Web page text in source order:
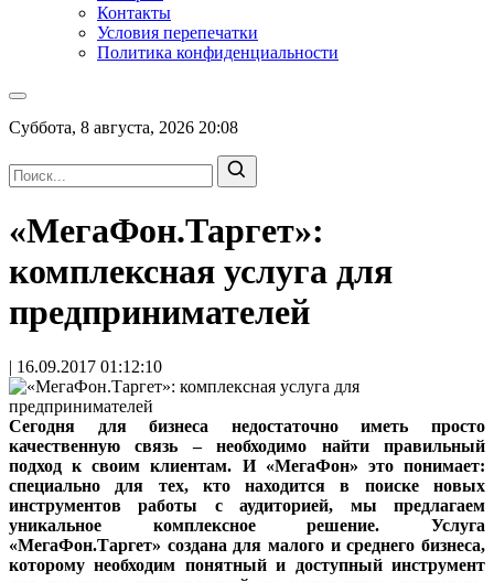
Контакты
Условия перепечатки
Политика конфиденциальности
Суббота, 8 августа, 2026 20:08
«МегаФон.Таргет»:
комплексная услуга для
предпринимателей
| 16.09.2017 01:12:10
Сегодня для бизнеса недостаточно иметь просто
качественную связь – необходимо найти правильный
подход к своим клиентам. И «МегаФон» это понимает:
специально для тех, кто находится в поиске новых
инструментов работы с аудиторией, мы предлагаем
уникальное комплексное решение. Услуга
«МегаФон.Таргет» создана для малого и среднего бизнеса,
которому необходим понятный и доступный инструмент